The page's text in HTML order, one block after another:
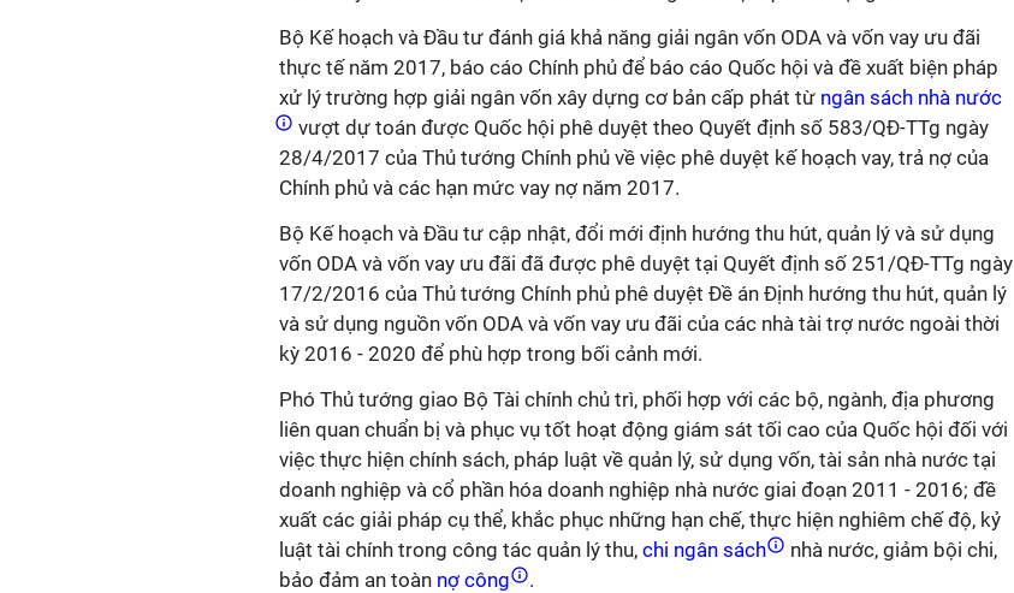
Bộ Kế hoạch và Đầu tư đánh giá khả năng giải ngân vốn ODA và vốn vay ưu đãi
thực tế năm 2017, báo cáo Chính phủ để báo cáo Quốc hội và đề xuất biện pháp
xử lý trường hợp giải ngân vốn xây dựng cơ bản cấp phát từ ngân sách nhà nước
vượt dự toán được Quốc hội phê duyệt theo Quyết định số 583/QĐ-TTg ngày
28/4/2017 của Thủ tướng Chính phủ về việc phê duyệt kế hoạch vay, trả nợ của
Chính phủ và các hạn mức vay nợ năm 2017.
Bộ Kế hoạch và Đầu tư cập nhật, đổi mới định hướng thu hút, quản lý và sử dụng
vốn ODA và vốn vay ưu đãi đã được phê duyệt tại Quyết định số 251/QĐ-TTg ngày
17/2/2016 của Thủ tướng Chính phủ phê duyệt Đề án Định hướng thu hút, quản lý
và sử dụng nguồn vốn ODA và vốn vay ưu đãi của các nhà tài trợ nước ngoài thời
kỳ 2016 - 2020 để phù hợp trong bối cảnh mới.
Phó Thủ tướng giao Bộ Tài chính chủ trì, phối hợp với các bộ, ngành, địa phương
liên quan chuẩn bị và phục vụ tốt hoạt động giám sát tối cao của Quốc hội đối với
việc thực hiện chính sách, pháp luật về quản lý, sử dụng vốn, tài sản nhà nước tại
doanh nghiệp và cổ phần hóa doanh nghiệp nhà nước giai đoạn 2011 - 2016; đề
xuất các giải pháp cụ thể, khắc phục những hạn chế, thực hiện nghiêm chế độ, kỷ
luật tài chính trong công tác quản lý thu, chi ngân sách
nhà nước, giảm bội chi,
bảo đảm an toàn nợ công
.